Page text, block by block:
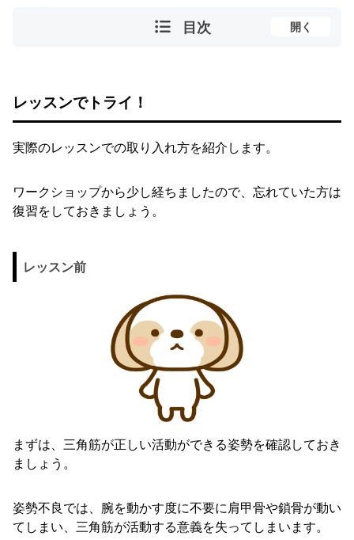
目次 開く
レッスンでトライ！
実際のレッスンでの取り入れ方を紹介します。
ワークショップから少し経ちましたので、忘れていた方は
復習をしておきましょう。
レッスン前
まずは、三角筋が正しい活動ができる姿勢を確認しておき
ましょう。
姿勢不良では、腕を動かす度に不要に肩甲骨や鎖骨が動い
てしまい、三角筋が活動する意義を失ってしまいます。